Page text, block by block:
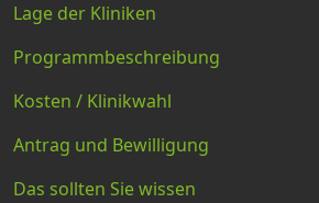
Lage der Kliniken
Programmbeschreibung
Kosten / Klinikwahl
Antrag und Bewilligung
Das sollten Sie wissen